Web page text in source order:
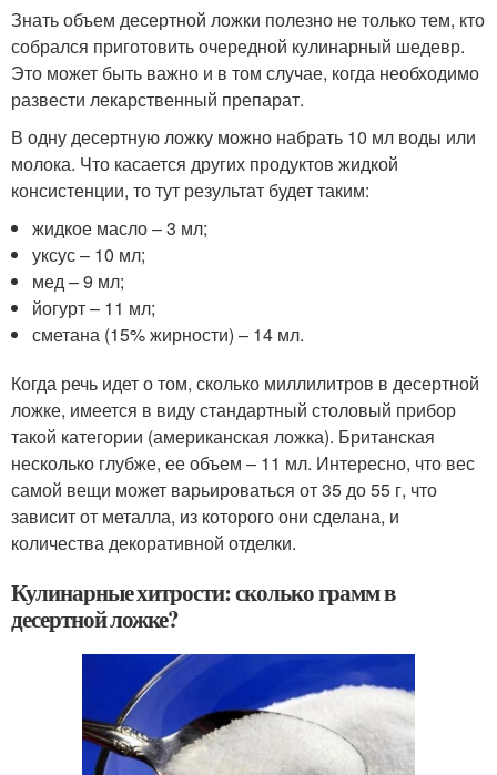
Знать объем десертной ложки полезно не только тем, кто
собрался приготовить очередной кулинарный шедевр.
Это может быть важно и в том случае, когда необходимо
развести лекарственный препарат.
В одну десертную ложку можно набрать 10 мл воды или
молока. Что касается других продуктов жидкой
консистенции, то тут результат будет таким:
жидкое масло – 3 мл;
уксус – 10 мл;
мед – 9 мл;
йогурт – 11 мл;
сметана (15% жирности) – 14 мл.
Когда речь идет о том, сколько миллилитров в десертной
ложке, имеется в виду стандартный столовый прибор
такой категории (американская ложка). Британская
несколько глубже, ее объем – 11 мл. Интересно, что вес
самой вещи может варьироваться от 35 до 55 г, что
зависит от металла, из которого они сделана, и
количества декоративной отделки.
Кулинарные хитрости: сколько грамм в
десертной ложке?